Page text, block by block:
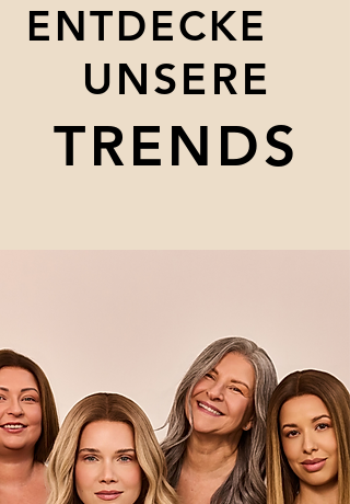
ENTDECKE
ENTDECKE
UNSERE
UNSERE
TRENDS
TRENDS